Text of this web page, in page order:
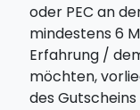
oder PEC an
mindestens 6
Erfahrung /
möchten,
des